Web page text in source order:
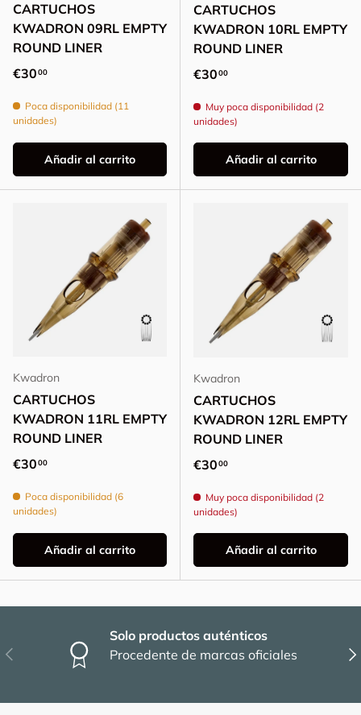
CARTUCHOS
KWADRON 09RL EMPTY
ROUND LINER
Precio normal
€3000
Poca disponibilidad (11
unidades)
Añadir al carrito
CARTUCHOS
KWADRON 10RL EMPTY
ROUND LINER
Precio normal
€3000
Muy poca disponibilidad (2
unidades)
Añadir al carrito
Kwadron
CARTUCHOS
KWADRON 11RL EMPTY
ROUND LINER
Precio normal
€3000
Poca disponibilidad (6
unidades)
Añadir al carrito
Kwadron
CARTUCHOS
KWADRON 12RL EMPTY
ROUND LINER
Precio normal
€3000
Muy poca disponibilidad (2
unidades)
Añadir al carrito
Anterior
Solo productos auténticos
Procedente de marcas oficiales